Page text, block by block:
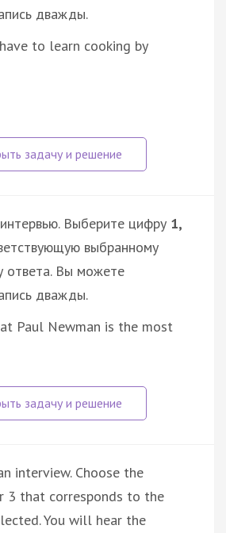
дважды.
to learn cooking by
Выберите цифру 1,
выбранному
ответа. Вы можете
дважды.
Paul Newman is the most
interview. Choose the
3 that corresponds to the
You will hear the